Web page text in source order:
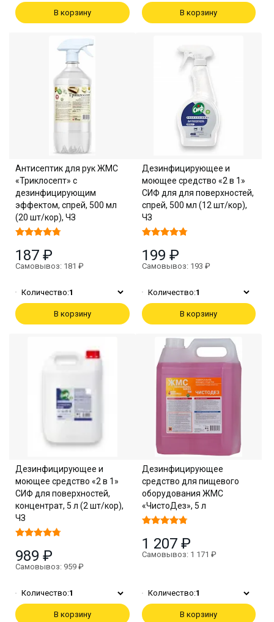
В корзину В корзину
Антисептик для рук ЖМС
«Триклосепт» с
дезинфицирующим
эффектом, спрей, 500 мл
(20 шт/кор), ЧЗ
187 ₽
Самовывоз: 181 ₽
Количество:1
В корзину
Дезинфицирующее и
моющее средство «2 в 1»
СИФ для для поверхностей,
спрей, 500 мл (12 шт/кор),
ЧЗ
199 ₽
Самовывоз: 193 ₽
Количество:1
В корзину
Дезинфицирующее и
моющее средство «2 в 1»
СИФ для поверхностей,
концентрат, 5 л (2 шт/кор),
ЧЗ
989 ₽
Самовывоз: 959 ₽
Количество:1
В корзину
Дезинфицирующее
средство для пищевого
оборудования ЖМС
«ЧистоДез», 5 л
1 207 ₽
Самовывоз: 1 171 ₽
Количество:1
В корзину